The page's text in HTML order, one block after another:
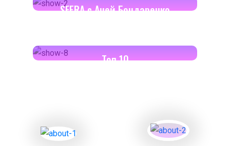
SFERA с Аней Бондаренко
Toп 10